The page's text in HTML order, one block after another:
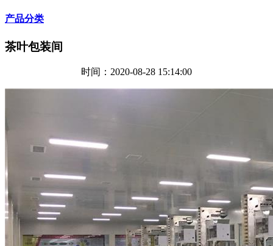
产品分类
茶叶包装间
时间：2020-08-28 15:14:00